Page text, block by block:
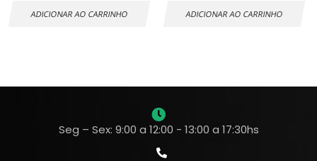
ADICIONAR AO CARRINHO ADICIONAR AO CARRINHO
Seg – Sex: 9:00 a 12:00 - 13:00 a 17:30hs